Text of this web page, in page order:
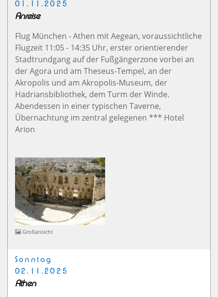
01.11.2025
Anreise
Flug München - Athen mit Aegean, voraussichtliche
Flugzeit 11:05 - 14:35 Uhr, erster orientierender
Stadtrundgang auf der Fußgängerzone vorbei an
der Agora und am Theseus-Tempel, an der
Akropolis und am Akropolis-Museum, der
Hadriansbibliothek, dem Turm der Winde.
Abendessen in einer typischen Taverne,
Übernachtung im zentral gelegenen *** Hotel
Arion
Großansicht
Sonntag
02.11.2025
Athen